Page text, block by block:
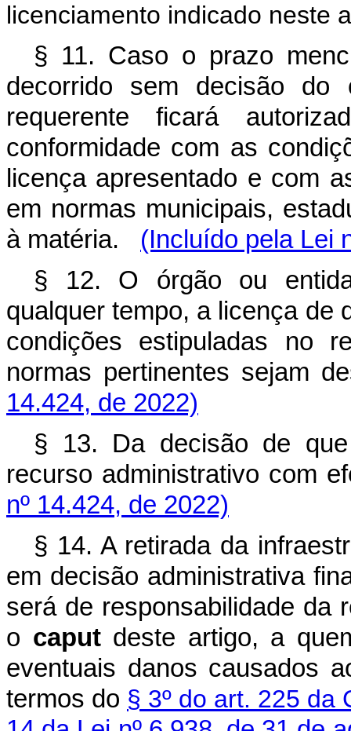
licenciamento indicado neste
§ 11. Caso o prazo
decorrido sem decisão do
requerente ficará
conformidade com as
licença apresentado e com
em normas municipais,
à matéria. (Incluído pela Lei
§ 12. O órgão ou
qualquer tempo, a licença de
condições estipuladas no
normas pertinentes sejam
14.424, de 2022)
§ 13. Da decisão de
recurso administrativo com
nº 14.424, de 2022)
§ 14. A retirada da
em decisão administrativa
será de responsabilidade da
o caputdeste artigo, a
eventuais danos causados
termos do § 3º do art. 225 da